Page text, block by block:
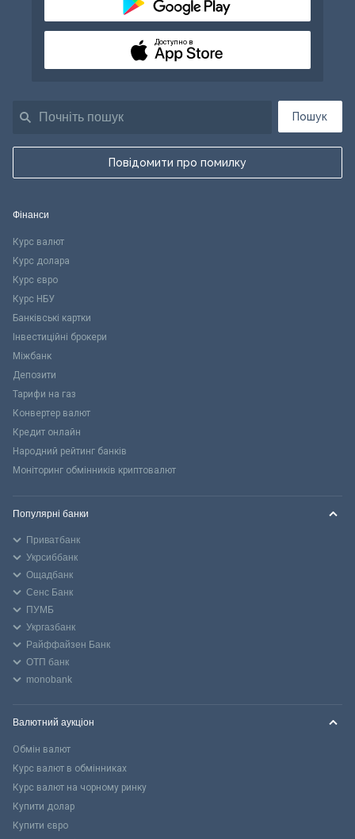
Пошук
Повідомити про помилку
Доступно в
Фінанси
Курс валют
Курс долара
Курс євро
Курс НБУ
Банківські картки
Інвестиційні брокери
Міжбанк
Депозити
Тарифи на газ
Конвертер валют
Кредит онлайн
Народний рейтинг банків
Моніторинг обмінників криптовалют
Популярні банки
Приватбанк
Укрсиббанк
Ощадбанк
Сенс Банк
ПУМБ
Укргазбанк
Райффайзен Банк
ОТП банк
monobank
Валютний аукціон
Обмін валют
Курс валют в обмінниках
Курс валют на чорному ринку
Купити долар
Купити євро